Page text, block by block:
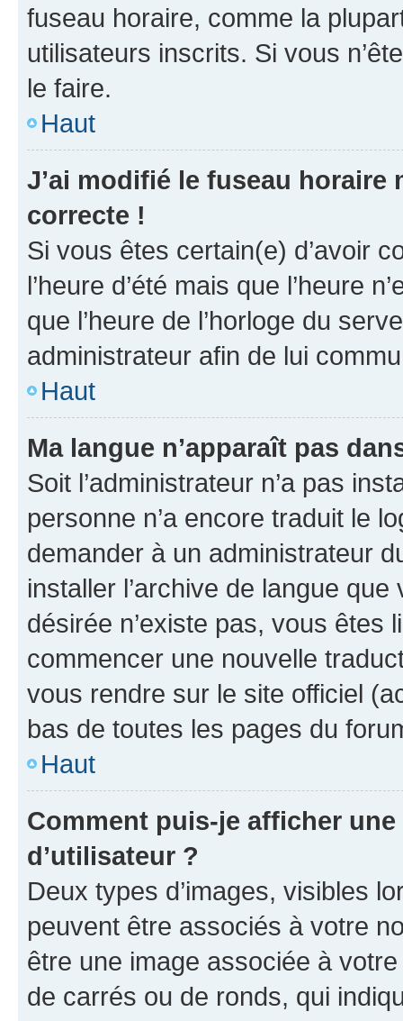
fuseau horaire, comme la
utilisateurs inscrits. Si vous
le faire.
Haut
J’ai modifié le fuseau horaire
correcte !
Si vous êtes certain(e) d’avoir
l’heure d’été mais que l’heure
que l’heure de l’horloge du
administrateur afin de lui
Haut
Ma langue n’apparaît pas
Soit l’administrateur n’a pas
personne n’a encore traduit le
demander à un administrateur
installer l’archive de langue
désirée n’existe pas, vous êtes
commencer une nouvelle
vous rendre sur le site officiel
bas de toutes les pages du
Haut
Comment puis-je afficher
d’utilisateur ?
Deux types d’images, visibles
peuvent être associés à votre
être une image associée à
de carrés ou de ronds, qui